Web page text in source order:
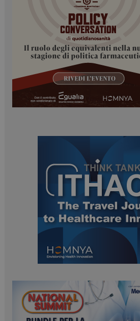
I cookie necessari contribuiscono a
sito web abilitandone funzionalità
navigazione sulle pagine e l'accesso
protette del sito. Il sito web non è in
funzionare correttamente senza
NOME
_ga
Google LLC